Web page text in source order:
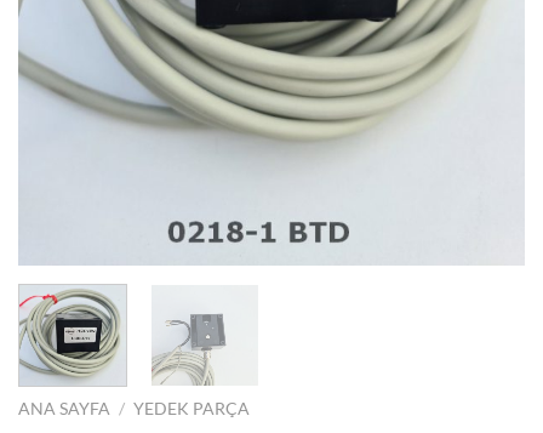
ANA SAYFA / YEDEK PARÇA